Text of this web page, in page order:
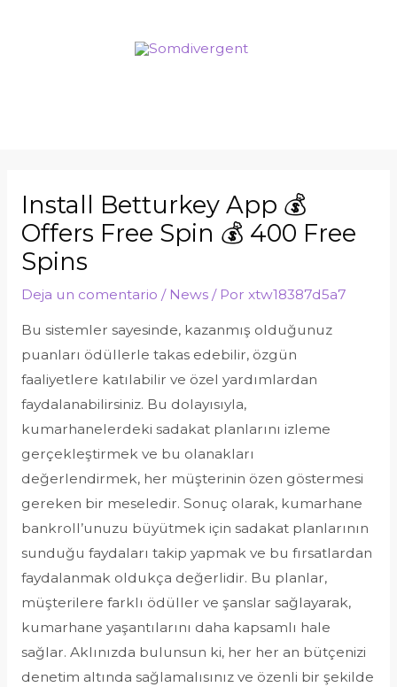
Install Betturkey App 💰
Offers Free Spin 💰 400 Free
Spins
Deja un comentario / News/ Por xtw18387d5a7
Bu sistemler sayesinde, kazanmış olduğunuz
puanları ödüllerle takas edebilir, özgün
faaliyetlere katılabilir ve özel yardımlardan
faydalanabilirsiniz. Bu dolayısıyla,
kumarhanelerdeki sadakat planlarını izleme
gerçekleştirmek ve bu olanakları
değerlendirmek, her müşterinin özen göstermesi
gereken bir meseledir. Sonuç olarak, kumarhane
bankroll’unuzu büyütmek için sadakat planlarının
sunduğu faydaları takip yapmak ve bu fırsatlardan
faydalanmak oldukça değerlidir. Bu planlar,
müşterilere farklı ödüller ve şanslar sağlayarak,
kumarhane yaşantılarını daha kapsamlı hale
sağlar. Aklınızda bulunsun ki, her her an bütçenizi
denetim altında sağlamalısınız ve özenli bir şekilde